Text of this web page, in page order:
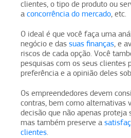
clientes, o tipo de produto ou
a concorrência do mercado, etc.
O ideal é que você faça uma
negócio e das suas finanças, e
riscos de cada opção. Você
pesquisas com os seus clientes
preferência e a opinião deles
Os empreendedores devem
contras, bem como alternativas
decisão que não apenas proteja
mas também preserve a
clientes.